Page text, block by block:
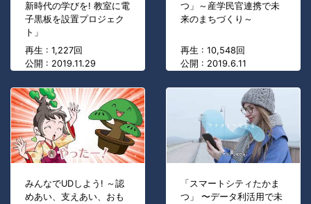
新時代の学びを! 教室に電
子黒板を設置プロジェク
ト」
再生 : 1,227回
公開 : 2019.11.29
つ」～産学民官連携で未
来のまちづくり～
再生 : 10,548回
公開 : 2019.6.11
みんなでUDしよう! ～認
めあい、支えあい、おも
「スマートシティたかま
つ」 〜データ利活用で未